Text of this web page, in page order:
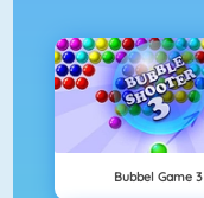
Bubbel Game 3